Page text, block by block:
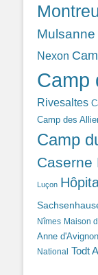
Mulsanne
Nexon
Camp
Rivesaltes
Camp des
Camp
Caserne
Luçon
Nîmes Maison
Anne d'Avignon
National Todt